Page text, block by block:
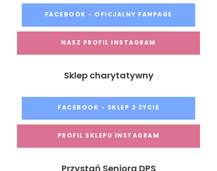
FACEBOOK - OFICJALNY FANPAGE
NASZ PROFIL INSTAGRAM
Sklep charytatywny
FACEBOOK - SKLEP 2 ŻYCIE
PROFIL SKLEPU INSTAGRAM
Przystań Seniora DPS